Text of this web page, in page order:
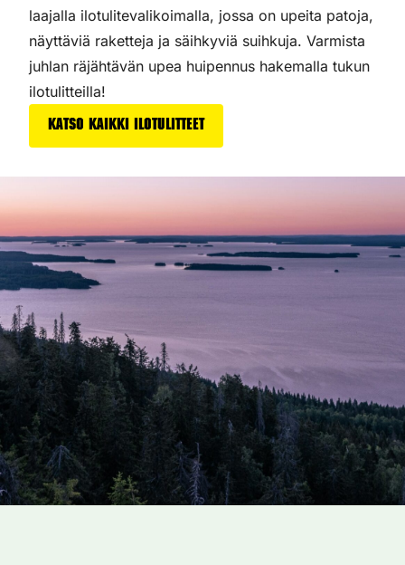
laajalla ilotulitevalikoimalla, jossa on upeita patoja,
näyttäviä raketteja ja säihkyviä suihkuja. Varmista
juhlan räjähtävän upea huipennus hakemalla tukun
ilotulitteilla!
Katso kaikki ilotulitteet